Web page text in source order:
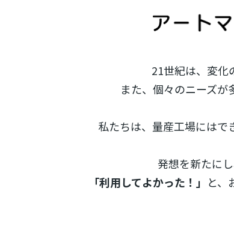
21世紀は、変化
また、個々のニーズが
私たちは、量産工場にはで
発想を新たに
「利用してよかった！」 と、